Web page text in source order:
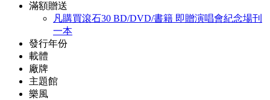
滿額贈送
凡購買滾石30 BD/DVD/書籍 即贈演唱會紀念場刊
一本
發行年份
載體
廠牌
主題館
樂風